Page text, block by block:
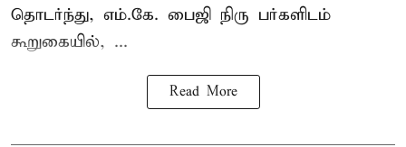
தொடர்ந்து, எம்.கே. பைஜி நிரு பர்களிடம்
கூறுகையில், ...
Read More